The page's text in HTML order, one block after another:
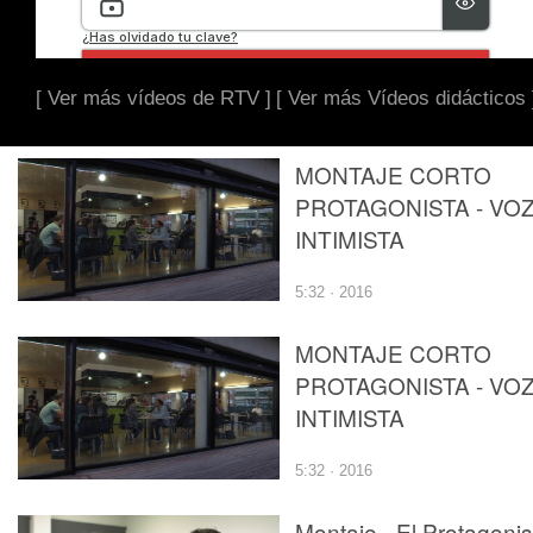
[ Ver más vídeos de RTV ] [ Ver más Vídeos didácticos
MONTAJE CORTO
PROTAGONISTA -
INTIMISTA
5:32 · 2016
MONTAJE CORTO
PROTAGONISTA -
INTIMISTA
5:32 · 2016